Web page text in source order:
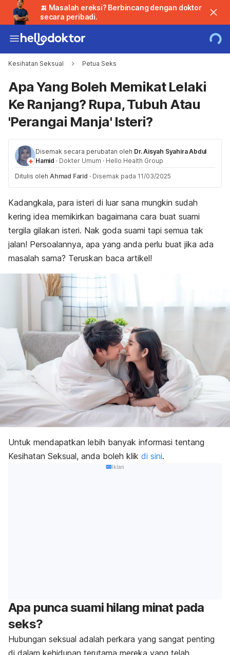
🍌 Masalah ereksi? Berbincang dengan doktor
secara peribadi.
Kesihatan Seksual Petua Seks
Apa Yang Boleh Memikat Lelaki
Ke Ranjang? Rupa, Tubuh Atau
'Perangai Manja' Isteri?
Disemak secara perubatan oleh Dr. Aisyah Syahira Abdul
Hamid · Dokter Umum · Hello Health Group
Ditulis oleh Ahmad Farid · Disemak pada 11/03/2025
Kadangkala, para isteri di luar sana mungkin sudah
kering idea memikirkan bagaimana cara buat suami
tergila gilakan isteri. Nak goda suami tapi semua tak
jalan! Persoalannya, apa yang anda perlu buat jika ada
masalah sama? Teruskan baca artikel!
Untuk mendapatkan lebih banyak informasi tentang
Kesihatan Seksual, anda boleh klik di sini.
Iklan
Apa punca suami hilang minat pada
seks?
Hubungan seksual adalah perkara yang sangat penting